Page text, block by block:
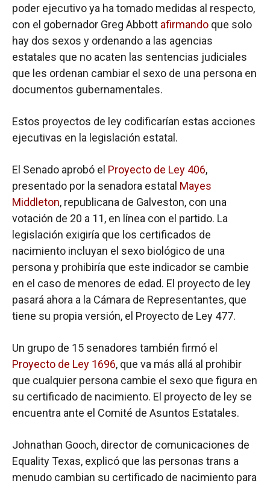
poder ejecutivo ya ha tomado medidas al respecto,
con el gobernador Greg Abbott afirmando que solo
hay dos sexos y ordenando a las agencias
estatales que no acaten las sentencias judiciales
que les ordenan cambiar el sexo de una persona en
documentos gubernamentales.
Estos proyectos de ley codificarían estas acciones
ejecutivas en la legislación estatal.
El Senado aprobó el Proyecto de Ley 406,
presentado por la senadora estatal Mayes
Middleton, republicana de Galveston, con una
votación de 20 a 11, en línea con el partido. La
legislación exigiría que los certificados de
nacimiento incluyan el sexo biológico de una
persona y prohibiría que este indicador se cambie
en el caso de menores de edad. El proyecto de ley
pasará ahora a la Cámara de Representantes, que
tiene su propia versión, el Proyecto de Ley 477.
Un grupo de 15 senadores también firmó el
Proyecto de Ley 1696, que va más allá al prohibir
que cualquier persona cambie el sexo que figura en
su certificado de nacimiento. El proyecto de ley se
encuentra ante el Comité de Asuntos Estatales.
Johnathan Gooch, director de comunicaciones de
Equality Texas, explicó que las personas trans a
menudo cambian su certificado de nacimiento para